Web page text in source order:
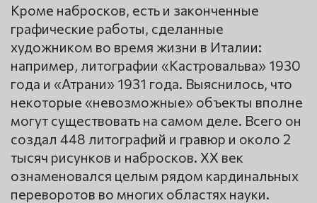
Кроме набросков, есть и законченные
графические работы, сделанные
художником во время жизни в Италии:
например, литографии «Кастровальва» 1930
года и «Атрани» 1931 года. Выяснилось, что
некоторые «невозможные» объекты вполне
могут существовать на самом деле. Всего он
создал 448 литографий и гравюр и около 2
тысяч рисунков и набросков. XX век
ознаменовался целым рядом кардинальных
переворотов во многих областях науки.